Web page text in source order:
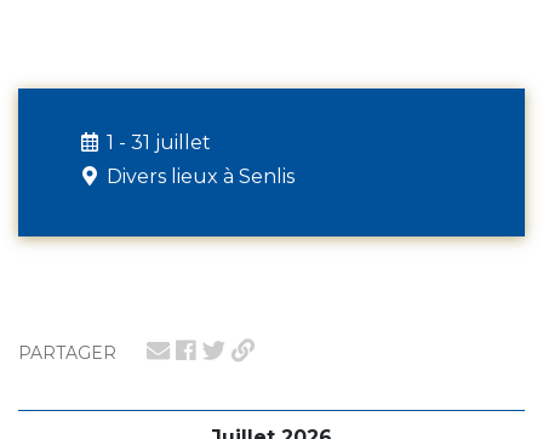
PARTAGER
1 - 31 juillet
Divers lieux à Senlis